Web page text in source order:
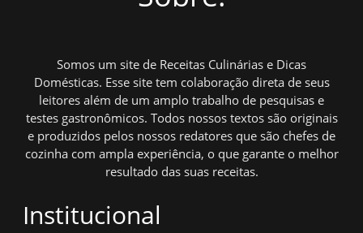
Somos um site de Receitas Culinárias e Dicas
Domésticas. Esse site tem colaboração direta de seus
leitores além de um amplo trabalho de pesquisas e
testes gastronômicos. Todos nossos textos são originais
e produzidos pelos nossos redatores que são chefes de
cozinha com ampla experiência, o que garante o melhor
resultado das suas receitas.
Institucional